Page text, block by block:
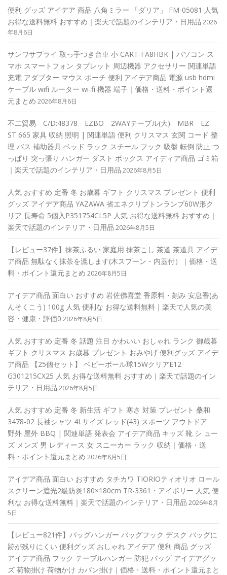
便利 グッズ アイデア 商品 八角ミラー 「ダリア」 FM-05081 人気
お得な送料無料 おすすめ｜楽天で話題のインテリア・日用品 2026
年8月6日
サンワサプライ 取っ手つき台車 小 CART-FA8HBK | パソコン ス
マホ スマートフォン タブレット 周辺機器 アクセサリー 関連単語
充電 アダプター マウス ポーチ 便利 アイデア商品 電源 usb hdmi
ケーブル wifi ルーター wi-fi 機器 端子｜価格・送料・ポイント還
元まとめ 2026年8月6日
不二貿易 C/D:48378 EZBO 2WAYテーブル(大) MBR EZ-
ST 665 家具 収納 照明 | 関連単語 便利 クリスマス 玄関 コード 整
理 バス 補助器具 ベッド ラック スチール フック 吸盤 転倒 防止 つ
っぱり 突っ張り ハンガー ダスト ボックス アイディア商品 ゴミ箱
｜楽天で話題のインテリア・日用品 2026年8月5日
人気 おすすめ 定番 冬 お歳暮 ギフト クリスマス プレゼント 便利
グッズ アイデア商品 YAZAWA 省エネクリプトンランプ60W形ク
リア 長寿命 5個入P351754CL5P 人気 お得な送料無料 おすすめ｜
楽天で話題のインテリア・日用品 2026年8月5日
【レビュー37件】抹茶ふるい 家庭用 抹茶こし 茶道 茶道具 アイデ
ア商品 無駄なく抹茶を漉します(木スプーン・内蓋付）｜価格・送
料・ポイント還元まとめ 2026年8月5日
アイデア商品 面白い おすすめ 岩佐佛喜堂 香原料・刻み 安息香(あ
んそくこう) 100g 人気 便利な お得な送料無料｜楽天で人気の美
容・健康・評価0 2026年8月5日
人気 おすすめ 定番 冬 話題 注目 かわいい おしゃれ ランク 御歳暮
ギフト クリスマス お歳暮 プレゼント おみやげ 便利グッズ アイデ
ア商品 【25個セット】 ベビーボール球15WクリアE12
G301215CX25 人気 お得な送料無料 おすすめ｜楽天で話題のイン
テリア・日用品 2026年8月5日
人気 おすすめ 定番 冬 新生活 ギフト 寒さ 対策 プレゼント 桑和
3478-02 長袖シャツ 4Lサイズ レッド(43) スポーツ アウトドア
野外 屋外 BBQ | 関連単語 発表会 アイデア商品 キッズ 靴 シ ュー
ズ メンズ 男 レディース 女 スニーカー ラック 収納｜価格・送
料・ポイント還元まとめ 2026年8月5日
アイデア商品 面白い おすすめ タチカワ TIORIOティオリオ ロール
スクリーン遮光2級防炎180×180cm TR-3361・アイボリー 人気 便
利な お得な送料無料｜楽天で話題のインテリア・日用品 2026年8月
5日
【レビュー821件】バッグハンガー バッグフック デスク バッグに
跡が残りにくい 便利グッズ おしゃれ アイデア 便利 商品 グッズ
アイデア商品 フック テーブルハンガー 防犯 バッグ アイデアグッ
ズ 荷物掛け 荷物かけ カバン掛け｜価格・送料・ポイント還元まと